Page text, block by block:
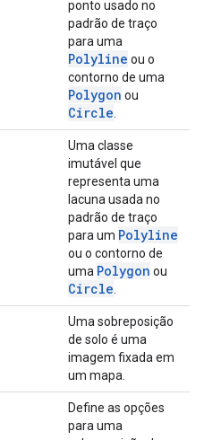
ponto usado no
padrão de traço
para uma
Polyline ou o
contorno de uma
Polygon ou
Circle
Uma classe
imutável que
representa uma
lacuna usada no
padrão de traço
para um Polyline
ou o contorno de
uma Polygon ou
Circle
Uma sobreposição
de solo é uma
imagem fixada em
um mapa.
Define as opções
para uma